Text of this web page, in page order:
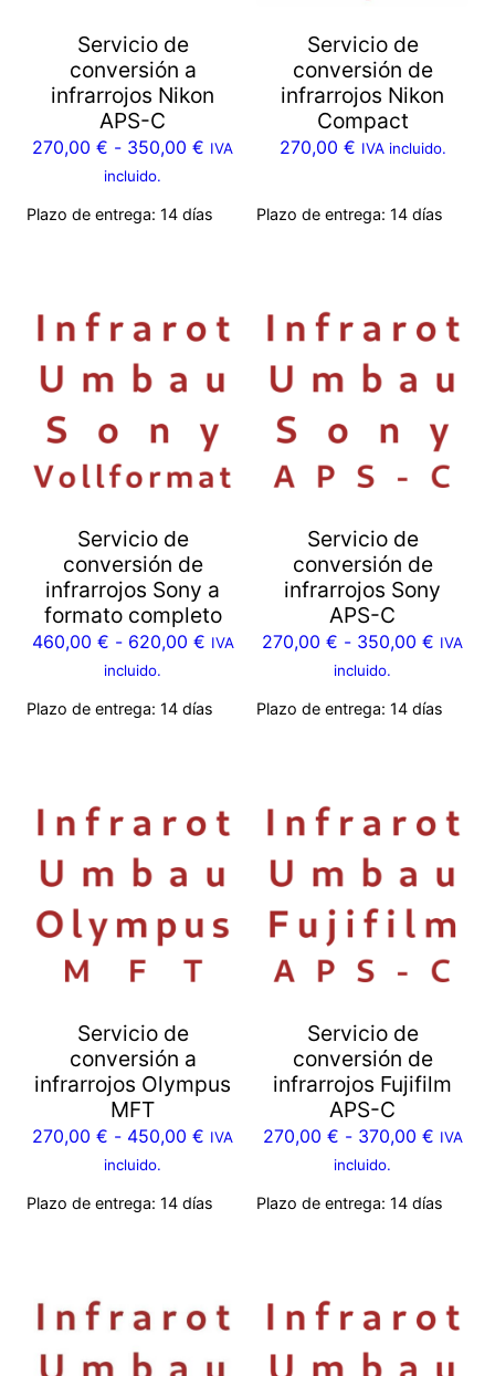
Servicio de
conversión a
infrarrojos Nikon
APS-C
270,00 € - 350,00 € IVA
incluido.
Plazo de entrega: 14 días
Servicio de
conversión de
infrarrojos Nikon
Compact
270,00 € IVA incluido.
Plazo de entrega: 14 días
Servicio de
conversión de
infrarrojos Sony a
formato completo
460,00 € - 620,00 € IVA
incluido.
Plazo de entrega: 14 días
Servicio de
conversión de
infrarrojos Sony
APS-C
270,00 € - 350,00 € IVA
incluido.
Plazo de entrega: 14 días
Servicio de
conversión a
infrarrojos Olympus
MFT
270,00 € - 450,00 € IVA
incluido.
Plazo de entrega: 14 días
Servicio de
conversión de
infrarrojos Fujifilm
APS-C
270,00 € - 370,00 € IVA
incluido.
Plazo de entrega: 14 días